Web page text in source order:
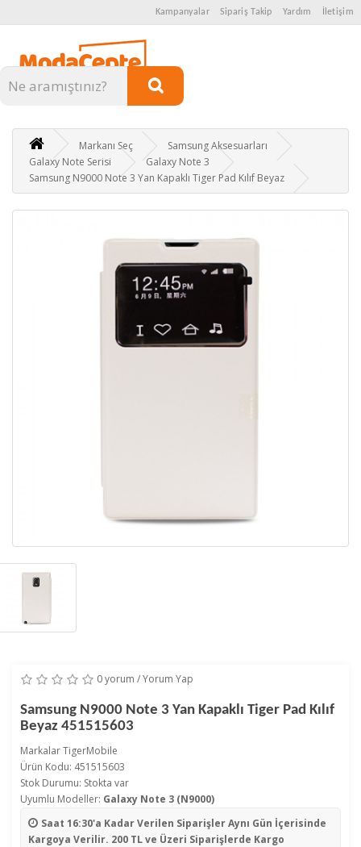
Kampanyalar Sipariş Takip Yardım İletişim
Kategoriler
Markanı Seç
Samsung Aksesuarları
Galaxy Note Serisi
Galaxy Note 3
Samsung N9000 Note 3 Yan Kapaklı Tiger Pad Kılıf Beyaz
0 yorum /Yorum Yap
Samsung N9000 Note 3 Yan Kapaklı Tiger Pad Kılıf
Beyaz 451515603
MarkalarTigerMobile
Ürün Kodu: 451515603
Stok Durumu: Stokta var
Uyumlu Modeller: Galaxy Note 3 (N9000)
Saat 16:30'a Kadar Verilen SiparişlerAynı Gün İçerisinde
Kargoya Verilir. 200 TL ve Üzeri Siparişlerde Kargo